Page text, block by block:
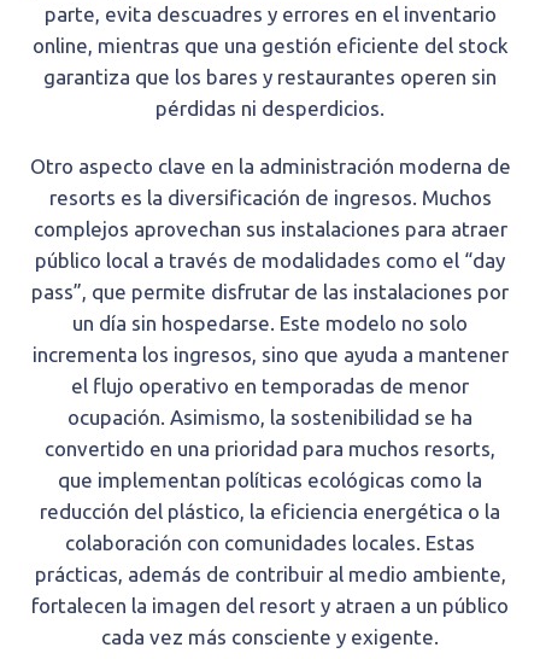
parte, evita descuadres y errores en el inventario
online, mientras que una gestión eficiente del stock
garantiza que los bares y restaurantes operen sin
pérdidas ni desperdicios.
Otro aspecto clave en la administración moderna de
resorts es la diversificación de ingresos. Muchos
complejos aprovechan sus instalaciones para atraer
público local a través de modalidades como el “day
pass”, que permite disfrutar de las instalaciones por
un día sin hospedarse. Este modelo no solo
incrementa los ingresos, sino que ayuda a mantener
el flujo operativo en temporadas de menor
ocupación. Asimismo, la sostenibilidad se ha
convertido en una prioridad para muchos resorts,
que implementan políticas ecológicas como la
reducción del plástico, la eficiencia energética o la
colaboración con comunidades locales. Estas
prácticas, además de contribuir al medio ambiente,
fortalecen la imagen del resort y atraen a un público
cada vez más consciente y exigente.